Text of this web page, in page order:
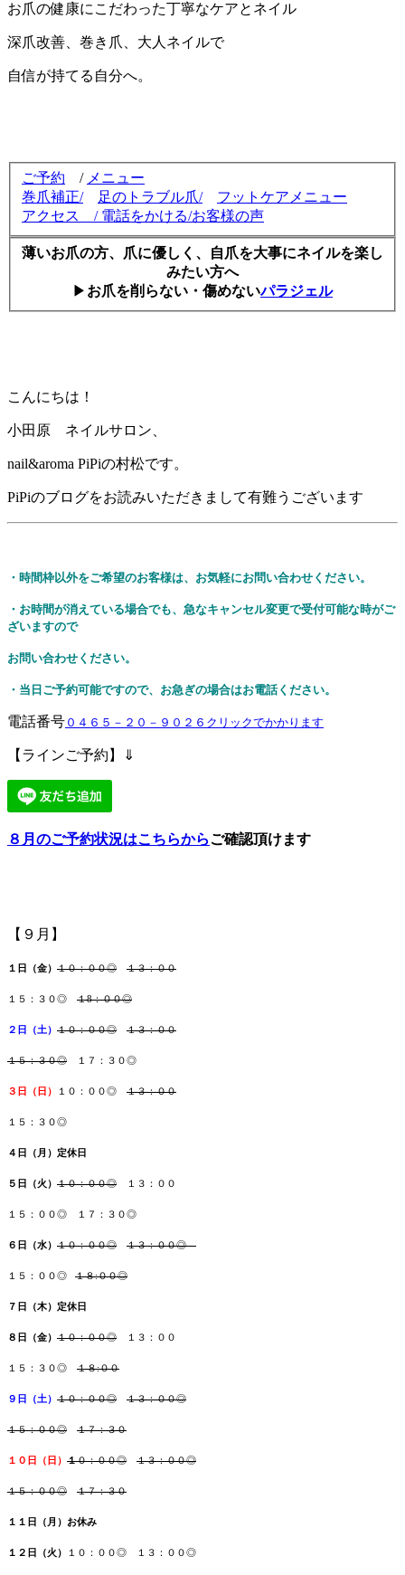
お爪の健康にこだわった丁寧なケアとネイル
深爪改善、巻き爪、大人ネイルで
自信が持てる自分へ。
ご予約 / メニュー
巻爪補正/ 足のトラブル爪/
フットケアメニュー
アクセス
/ 電話をかける/お客様の声
薄いお爪の方、爪に優しく、自爪を大事にネイルを楽し
みたい方へ
▶ お爪を削らない・傷めないパラジェル
こんにちは！
小田原 ネイルサロン、
nail&aroma PiPiの村松です。
PiPiのブログをお読みいただきまして有難うございます
・時間枠以外をご希望のお客様は、お気軽にお問い合わせください。
・お時間が消えている場合でも、急なキャンセル変更で受付可能な時がご
ざいますので
お問い合わせください。
・当日ご予約可能ですので、お急ぎの場合はお電話ください。
電話番号 ０４６５－２０－９０２６クリックでかかります
【ラインご予約】⇓
８月のご予約状況はこちらからご確認頂けます
【９月】
１日（金） １０：００◎ １３：００
１５：３０◎ １8：００◎
２日（土） １０：００◎ １３：００
１５：３０◎ １７：３０◎
３日（日 ） １０：００◎ １３：００
１５：３０◎
４日（月 ） 定休日
５日（火） １０：００◎ １３：００
１５：００◎ １７：３０◎
６日（水） １０：００◎ １３：００◎
１５：００◎ １８:００◎
７日（木） 定休日
８日（金） １０：００◎ １３：００
１５：３０◎ １８:００
９日（土） １０：００◎ １３：００◎
１５：００◎ １７：３０
１０日（日 ） １０：００◎ １３：００◎
１５：００◎ １７：３０
１１日（月 ）お休み
１２日（火） １０：００◎ １３：００◎